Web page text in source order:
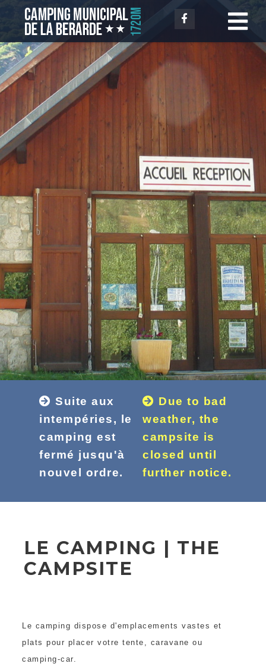
Suite aux
intempéries, le
camping est
fermé jusqu'à
nouvel ordre.
Due to bad
weather, the
campsite is
closed until
further notice.
LE CAMPING | THE
CAMPSITE
Le camping dispose d'emplacements vastes et
plats pour placer votre tente, caravane ou
camping-car.